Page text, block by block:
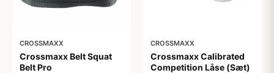
CROSSMAXX
Crossmaxx Belt Squat
Belt Pro
CROSSMAXX
Crossmaxx Calibrated
Competition Låse (Sæt)